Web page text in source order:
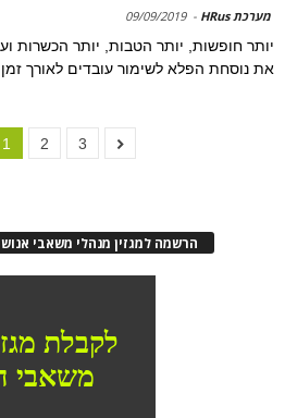
מערכת HRus -
09/09/2019
יותר חופשות, יותר הטבות, יותר הכשרות
את נוסחת הפלא לשימור עובדים לאורך זמן
1 2 3
הרשמה למגזין מנהלי משאבי אנוש